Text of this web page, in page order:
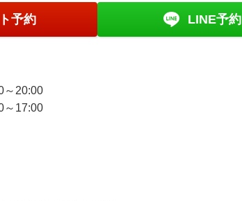
予約 LINE予約
～20:00
～17:00